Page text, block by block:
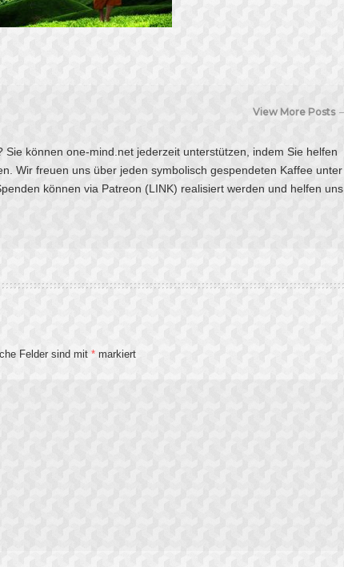
View More Posts
Sie können one-mind.net jederzeit unterstützen, indem Sie helfen
Wir freuen uns über jeden symbolisch gespendeten Kaffee unter
können via Patreon (LINK) realisiert werden und helfen uns
Felder sind mit * markiert